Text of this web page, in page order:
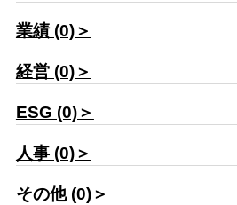
業績 (0)＞
経営 (0)＞
ESG (0)＞
人事 (0)＞
その他 (0)＞